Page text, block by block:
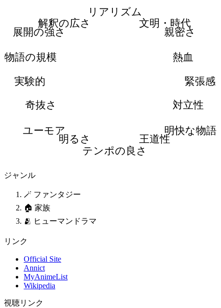
リアリズム
文明・時代
親密さ
熱血
緊張感
対立性
明快な物語
王道性
テンポの良さ
明るさ
ユーモア
奇抜さ
実験的
物語の規模
展開の強さ
解釈の広さ
ジャンル
🪄 ファンタジー
🏠 家族
🫂 ヒューマンドラマ
リンク
Official Site
Annict
MyAnimeList
Wikipedia
視聴リンク